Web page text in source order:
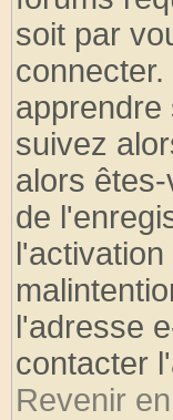
soit par
apprendre
suivez
alors
de
l'adresse
contacter
Revenir